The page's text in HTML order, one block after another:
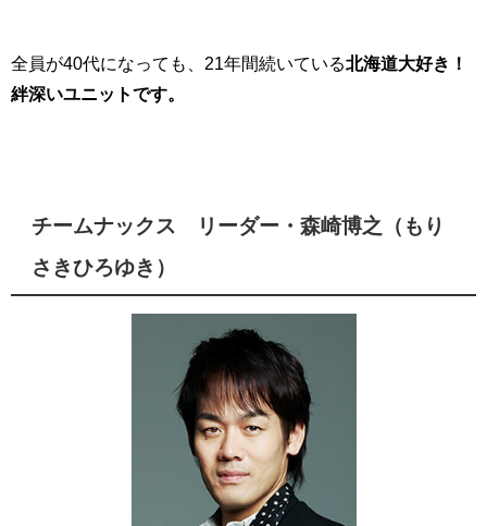
全員が40代になっても、21年間続いている北海道大好き！
絆深いユニットです。
チームナックス リーダー・森崎博之（もり
さきひろゆき）